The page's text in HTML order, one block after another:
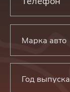
Марка авто
Год выпуска